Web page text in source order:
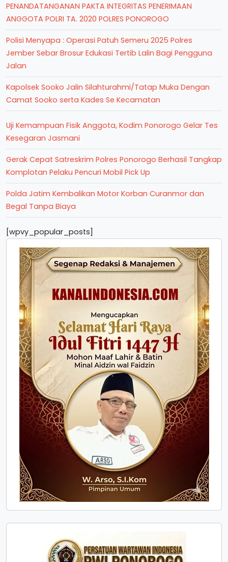
PENANDATANGANAN PAKTA INTEGRITAS PENERIMAAN
ANGGOTA POLRI TA. 2020 POLRES PONOROGO
Polisi Menyapa : Operasi Patuh Semeru 2025 Polres
Jember Sebar Brosur Edukasi Tertib Lalin Bagi Pengguna
Jalan
Kapolsek Sooko Jalin Silahturahmi/Tatap Muka Dengan
Camat Sooko serta Kades Se Kecamatan
Uji Kemampuan Fisik Anggota, Kodim Ponorogo Gelar Tes
Kesegaran Jasmani
Gerak Cepat Satreskrim Polres Ponorogo Berhasil Tangkap
Komplotan Pelaku Pencuri Mobil Pick Up
Polda Jatim Kembalikan Motor Korban Curanmor dan
Begal Tanpa Biaya
[wpvy_popular_posts]